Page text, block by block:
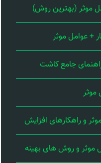
موثر (بهترین روش)
+ عوامل موثر
جامع کاشت
موثر
و راهکارهای افزایش
موثر و روش های بهینه